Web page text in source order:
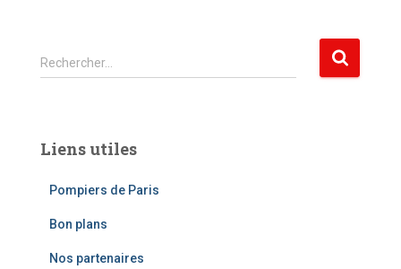
R
e
r
Rechercher…
Liens utiles
Pompiers de Paris
Bon plans
Nos partenaires